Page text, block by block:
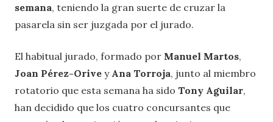
semana, teniendo la gran suerte de cruzar la
pasarela sin ser juzgada por el jurado.
El habitual jurado, formado por Manuel Martos,
Joan Pérez-Orive y Ana Torroja, junto al miembro
rotatorio que esta semana ha sido Tony Aguilar,
han decidido que los cuatro concursantes que